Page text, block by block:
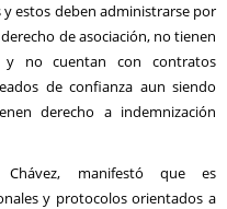
estos deben administrarse por
de asociación, no tienen
y no cuentan con contratos
de confianza aun siendo
derecho a indemnización
manifestó que es
y protocolos orientados a